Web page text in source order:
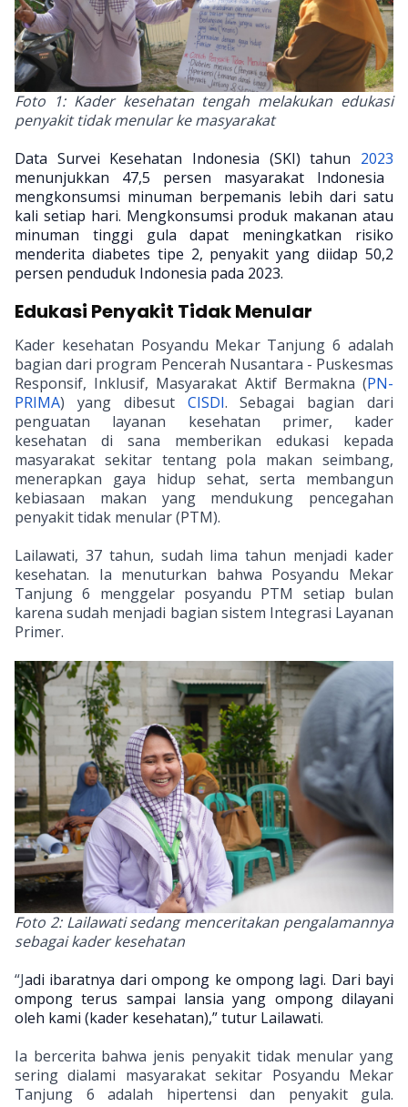
Foto 1: Kader kesehatan tengah melakukan edukasi
penyakit tidak menular ke masyarakat
Data Survei Kesehatan Indonesia (SKI) tahun 2023
menunjukkan 47,5 persen masyarakat Indonesia
mengkonsumsi minuman berpemanis lebih dari satu
kali setiap hari. Mengkonsumsi produk makanan atau
minuman tinggi gula dapat meningkatkan risiko
menderita diabetes tipe 2, penyakit yang diidap 50,2
persen penduduk Indonesia pada 2023.
Edukasi Penyakit Tidak Menular
Kader kesehatan Posyandu Mekar Tanjung 6 adalah
bagian dari program Pencerah Nusantara - Puskesmas
Responsif, Inklusif, Masyarakat Aktif Bermakna (PN-
PRIMA) yang dibesut CISDI. Sebagai bagian dari
penguatan layanan kesehatan primer, kader
kesehatan di sana memberikan edukasi kepada
masyarakat sekitar tentang pola makan seimbang,
menerapkan gaya hidup sehat, serta membangun
kebiasaan makan yang mendukung pencegahan
penyakit tidak menular (PTM).
Lailawati, 37 tahun, sudah lima tahun menjadi kader
kesehatan. Ia menuturkan bahwa Posyandu Mekar
Tanjung 6 menggelar posyandu PTM setiap bulan
karena sudah menjadi bagian sistem Integrasi Layanan
Primer.
Foto 2: Lailawati sedang menceritakan pengalamannya
sebagai kader kesehatan
“Jadi ibaratnya dari ompong ke ompong lagi. Dari bayi
ompong terus sampai lansia yang ompong dilayani
oleh kami (kader kesehatan),” tutur Lailawati.
Ia bercerita bahwa jenis penyakit tidak menular yang
sering dialami masyarakat sekitar Posyandu Mekar
Tanjung 6 adalah hipertensi dan penyakit gula.